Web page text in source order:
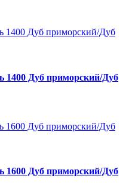
1400 Дуб приморский/Дуб
1600 Дуб приморский/Дуб